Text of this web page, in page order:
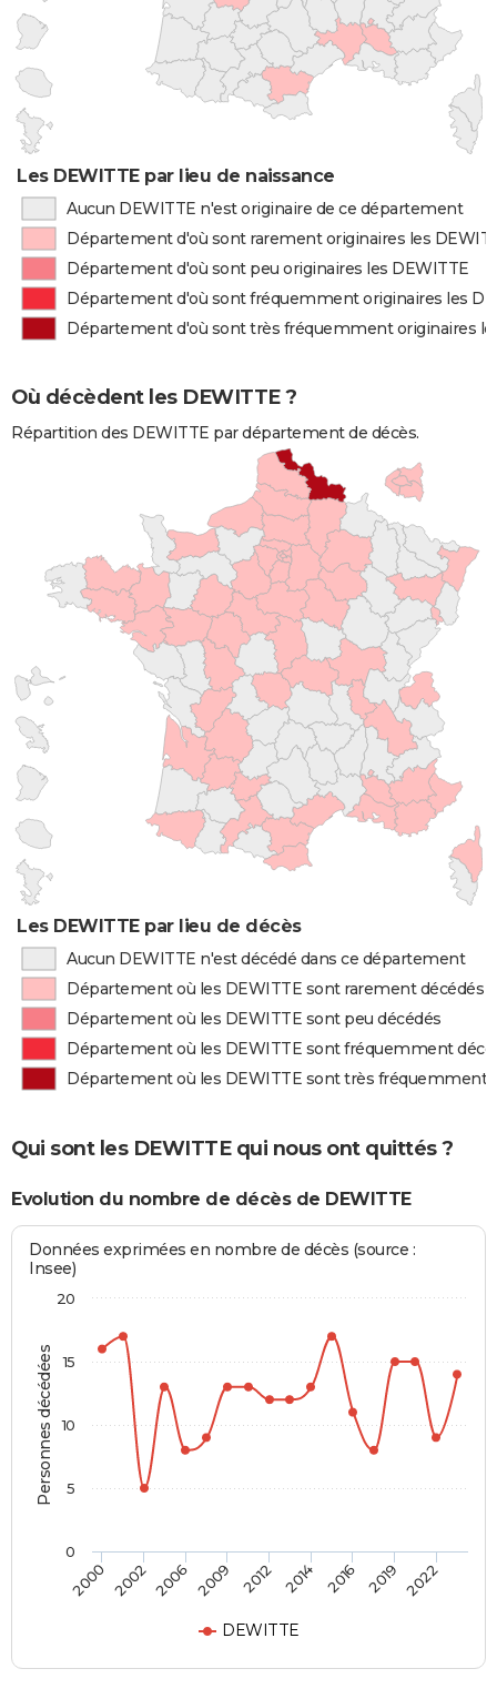
Les DEWITTE par lieu de naissance
Aucun DEWITTE n'est originaire de ce département
Département d'où sont rarement originaires les
Département d'où sont peu originaires les DEWITTE
Département d'où sont fréquemment originaires les
Département d'où sont très fréquemment originaires
Où décèdent les DEWITTE ?
Répartition des DEWITTE par département de décès.
Les DEWITTE par lieu de décès
Aucun DEWITTE n'est décédé dans ce département
Département où les DEWITTE sont rarement décédés
Département où les DEWITTE sont peu décédés
Département où les DEWITTE sont fréquemment
Département où les DEWITTE sont très fréquemment
Qui sont les DEWITTE qui nous ont quittés ?
Evolution du nombre de décès de DEWITTE
Personnes décédées
Données exprimées en nombre de décès (source :
Insee)
DEWITTE
2000 2002 2006 2009 2012 2014 2016 2019 2022
0
5
10
15
20